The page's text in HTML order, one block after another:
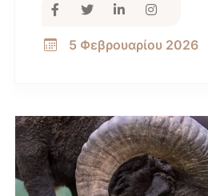
5 Φεβρουαρίου 2026